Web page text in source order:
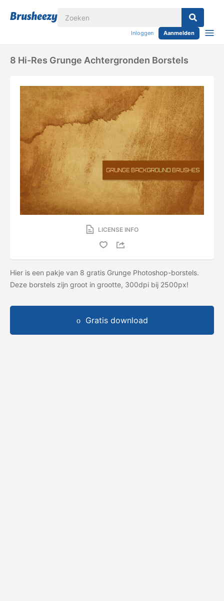
Inloggen Aanmelden
8 Hi-Res Grunge Achtergronden Borstels
LICENSE INFO
Hier is een pakje van 8 gratis Grunge Photoshop-borstels.
Deze borstels zijn groot in grootte, 300dpi bij 2500px!
Gratis download